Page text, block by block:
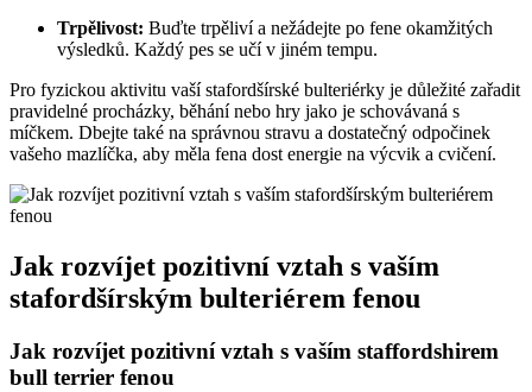
Trpělivost: Buďte trpěliví a nežádejte po fene okamžitých
výsledků. Každý pes se učí v jiném tempu.
Pro fyzickou aktivitu vaší stafordšírské bulteriérky je důležité zařadit
pravidelné procházky, běhání nebo hry jako je schovávaná s
míčkem. Dbejte také na správnou stravu a dostatečný odpočinek
vašeho mazlíčka, aby měla fena dost energie na výcvik a cvičení.
Jak rozvíjet pozitivní vztah s vaším
stafordšírským bulteriérem fenou
Jak rozvíjet pozitivní vztah s vaším staffordshirem
bull terrier fenou